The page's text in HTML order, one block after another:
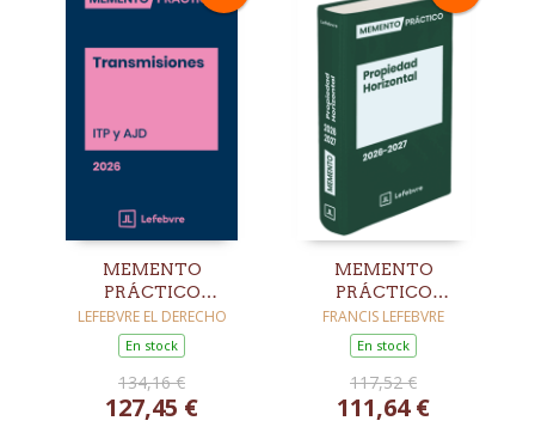
MEMENTO
PRÁCTICO
TRANSMISIONES
(ITP Y AJD) 2026
LEFEBVRE EL DERECHO
En stock
134,16 €
127,45 €
MEMENTO
PRÁCTICO
PROPIEDAD
HORIZONTAL 2026-
2027
FRANCIS LEFEBVRE
En stock
117,52 €
111,64 €